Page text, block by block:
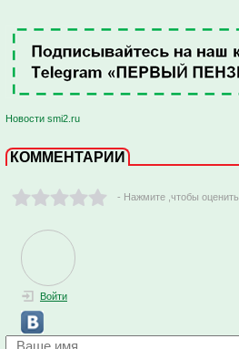
Новости smi2.ru
КОММЕНТАРИИ
- Нажмите ,чтобы оценить
Войти